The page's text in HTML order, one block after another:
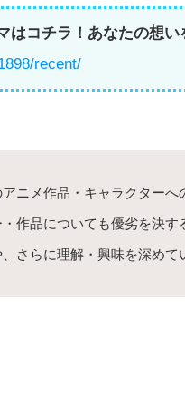
コチラ！あなたの想い
recent/
ニメ作品・キャラクター
作品についても優劣を決
さらに理解・興味を深めて